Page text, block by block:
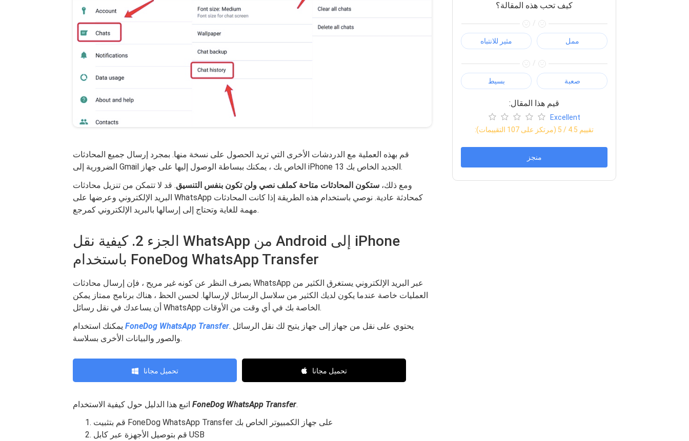
قم بهذه العملية مع الدردشات الأخرى التي تريد الحصول على نسخة منها. بمجرد إرسال جميع المحادثات
الضرورية إلى Gmail الخاص بك ، يمكنك ببساطة الوصول إليها على جهاز iPhone 13 الجديد الخاص بك.
ومع ذلك، ستكون المحادثات متاحة كملف نصي ولن تكون بنفس التنسيق. قد لا تتمكن من تنزيل محادثات
البريد الإلكتروني وعرضها على WhatsApp كمحادثة عادية. نوصي باستخدام هذه الطريقة إذا كانت المحادثات
مهمة للغاية وتحتاج إلى إرسالها بالبريد الإلكتروني كمرجع.
الجزء 2. كيفية نقل WhatsApp من Android إلى iPhone
باستخدام FoneDog WhatsApp Transfer
بصرف النظر عن كونه غير مريح ، فإن إرسال محادثات WhatsApp عبر البريد الإلكتروني يستغرق الكثير من
العمليات خاصة عندما يكون لديك الكثير من سلاسل الرسائل لإرسالها. لحسن الحظ ، هناك برنامج ممتاز يمكن
أن يساعدك في نقل رسائل WhatsApp الخاصة بك في أي وقت من الأوقات.
FoneDog WhatsApp Transfer. يحتوي على نقل من جهاز إلى جهاز يتيح لك نقل الرسائل
والصور والبيانات الأخرى بسلاسة.
تحميل مجانا تحميل مجانا
FoneDog WhatsApp Transfer.
قم بتثبيت FoneDog WhatsApp Transfer على جهاز الكمبيوتر الخاص بك
قم بتوصيل الأجهزة عبر كابل USB
كيف تحب هذه المقالة؟
/
مثير للانتباه ممل
/
بسيط صعبة
:قيم هذا المقال
Excellent
:تقييم 4.5 / 5 (مرتكز على 107 التقييمات)
منجز